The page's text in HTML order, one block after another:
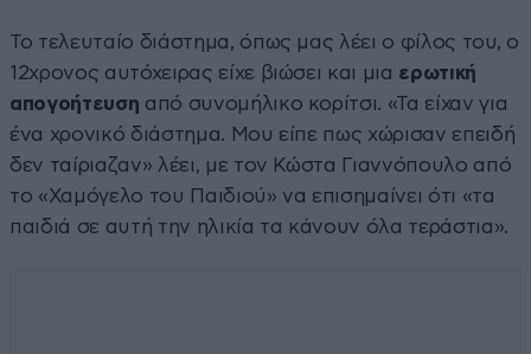
Το τελευταίο διάστημα, όπως μας λέει ο φίλος του, ο
12χρονος αυτόχειρας είχε βιώσει και μια ερωτική
απογοήτευση από συνομήλικο κορίτσι. «Τα είχαν για
ένα χρονικό διάστημα. Μου είπε πως χώρισαν επειδή
δεν ταίριαζαν» λέει, με τον Κώστα Γιαννόπουλο από
το «Χαμόγελο του Παιδιού» να επισημαίνει ότι «τα
παιδιά σε αυτή την ηλικία τα κάνουν όλα τεράστια».